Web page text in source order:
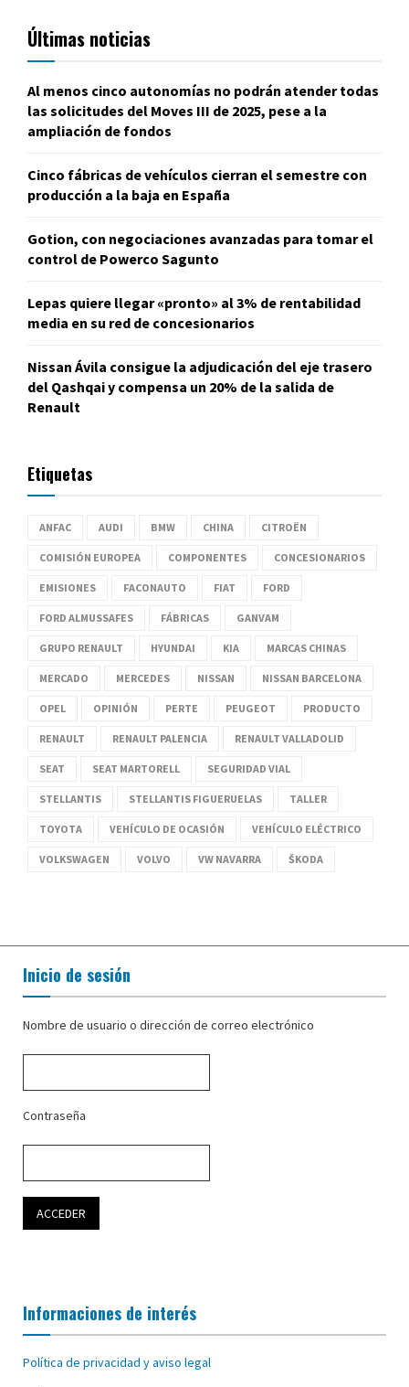
Últimas noticias
Al menos cinco autonomías no podrán atender todas
las solicitudes del Moves III de 2025, pese a la
ampliación de fondos
Cinco fábricas de vehículos cierran el semestre con
producción a la baja en España
Gotion, con negociaciones avanzadas para tomar el
control de Powerco Sagunto
Lepas quiere llegar «pronto» al 3% de rentabilidad
media en su red de concesionarios
Nissan Ávila consigue la adjudicación del eje trasero
del Qashqai y compensa un 20% de la salida de
Renault
Etiquetas
ANFAC AUDI BMW CHINA CITROËN
COMISIÓN EUROPEA COMPONENTES CONCESIONARIOS
EMISIONES FACONAUTO FIAT FORD
FORD ALMUSSAFES FÁBRICAS GANVAM
GRUPO RENAULT HYUNDAI KIA MARCAS CHINAS
MERCADO MERCEDES NISSAN NISSAN BARCELONA
OPEL OPINIÓN PERTE PEUGEOT PRODUCTO
RENAULT RENAULT PALENCIA RENAULT VALLADOLID
SEAT SEAT MARTORELL SEGURIDAD VIAL
STELLANTIS STELLANTIS FIGUERUELAS TALLER
TOYOTA VEHÍCULO DE OCASIÓN VEHÍCULO ELÉCTRICO
VOLKSWAGEN VOLVO VW NAVARRA ŠKODA
Inicio de sesión
Nombre de usuario o dirección de correo electrónico
Contraseña
Informaciones de interés
Política de privacidad y aviso legal